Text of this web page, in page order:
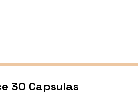
30 Capsulas